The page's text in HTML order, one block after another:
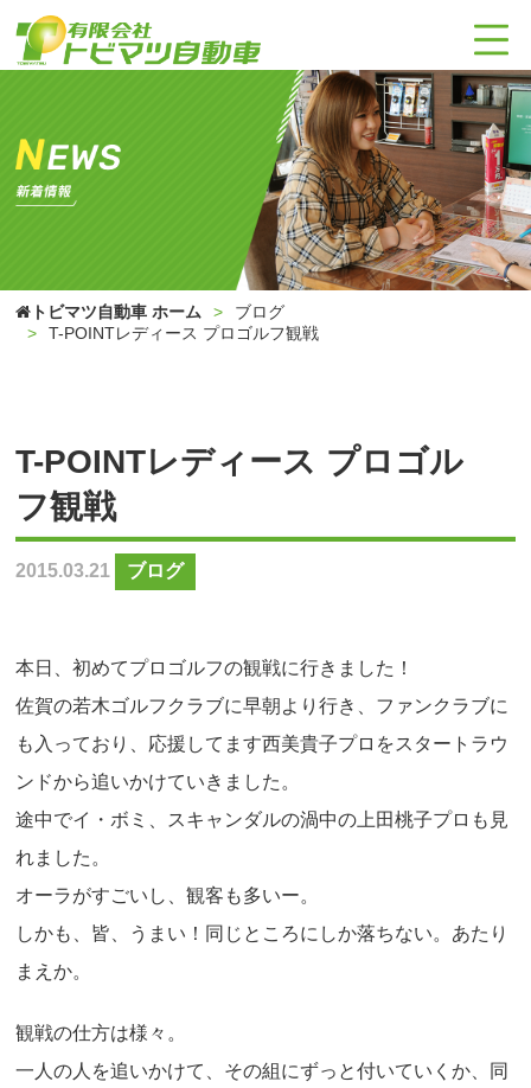
トビマツ自動車 ホーム
ブログ
T-POINTレディース プロゴルフ観戦
T-POINTレディース プロゴル
フ観戦
2015.03.21 ブログ
本日、初めてプロゴルフの観戦に行きました！
佐賀の若木ゴルフクラブに早朝より行き、ファンクラブに
も入っており、応援してます西美貴子プロをスタートラウ
ンドから追いかけていきました。
途中でイ・ボミ、スキャンダルの渦中の上田桃子プロも見
れました。
オーラがすごいし、観客も多いー。
しかも、皆、うまい！同じところにしか落ちない。あたり
まえか。
観戦の仕方は様々。
一人の人を追いかけて、その組にずっと付いていくか、同